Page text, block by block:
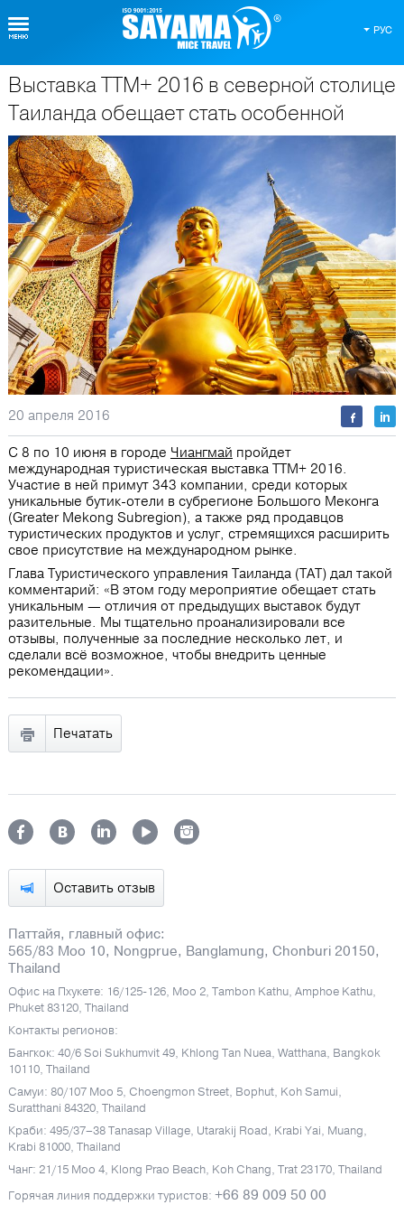
РУС
О Таиланде
Оставить отзыв
Паттайя, главный офис:
565/83 Moo 10, Nongprue, Banglamung, Chonburi 20150,
Thailand
Офис на Пхукете: 16/125-126, Moo 2, Tambon Kathu, Amphoe Kathu,
Phuket 83120, Thailand
Контакты регионов:
Бангкок: 40/6 Soi Sukhumvit 49, Khlong Tan Nuea, Watthana, Bangkok
10110, Thailand
Самуи: 80/107 Moo 5, Choengmon Street, Bophut, Koh Samui,
Suratthani 84320, Thailand
Краби: 495/37–38 Tanasap Village, Utarakij Road, Krabi Yai, Muang,
Krabi 81000, Thailand
Чанг: 21/15 Moo 4, Klong Prao Beach, Koh Chang, Trat 23170, Thailand
Горячая линия поддержки туристов: +66 89 009 50 00
Выставка TTM+ 2016 в северной столице
Таиланда обещает стать особенной
20 апреля 2016
С 8 по 10 июня в городе Чиангмай пройдет
международная туристическая выставка TTM+ 2016.
Участие в ней примут 343 компании, среди которых
уникальные бутик-отели в субрегионе Большого Меконга
(Greater Mekong Subregion), а также ряд продавцов
туристических продуктов и услуг, стремящихся расширить
свое присутствие на международном рынке.
Глава Туристического управления Таиланда (ТАТ) дал такой
комментарий: «В этом году мероприятие обещает стать
уникальным — отличия от предыдущих выставок будут
разительные. Мы тщательно проанализировали все
отзывы, полученные за последние несколько лет, и
сделали всё возможное, чтобы внедрить ценные
рекомендации».
Печатать